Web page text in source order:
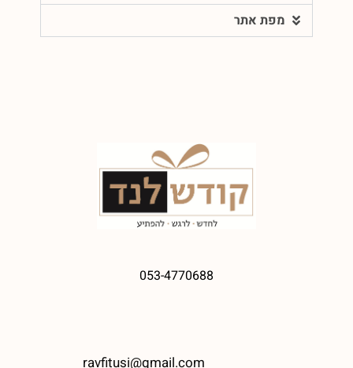
מפת אתר
053-4770688